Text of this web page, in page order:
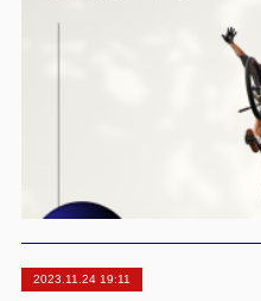
2023.11.24 19:11